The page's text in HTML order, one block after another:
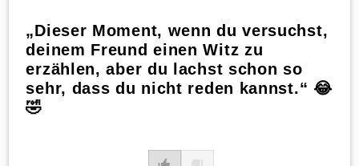
„Dieser Moment, wenn du versuchst,
deinem Freund einen Witz zu
erzählen, aber du lachst schon so
sehr, dass du nicht reden kannst.“ 😂
🤣